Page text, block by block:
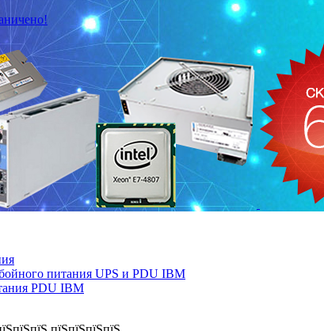
питания UPS и PDU IBM
PDU IBM